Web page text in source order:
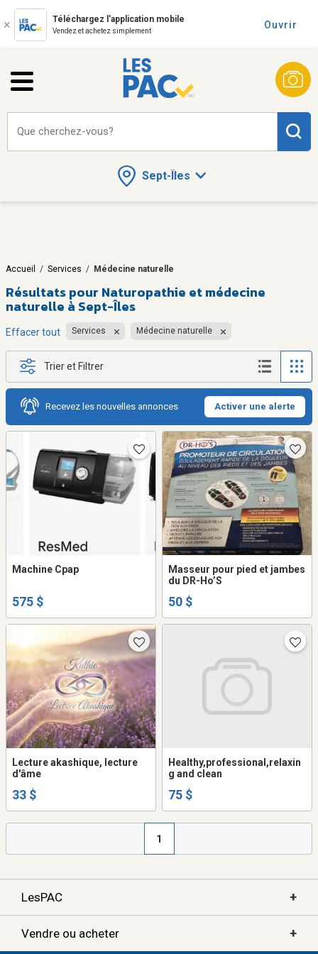
Téléchargez l'application mobile
Vendez et achetez simplement
Ouvrir
Sept-Îles
Que cherchez-vous?
Accueil / Services / Médecine naturelle
Résultats pour Naturopathie et médecine
naturelle à Sept-Îles
Effacer tout Services Médecine naturelle
Trier et Filtrer
Recevez les nouvelles annonces Activer une alerte
Machine Cpap
575 $
Masseur pour pied et jambes
du DR-Ho’S
50 $
Lecture akashique, lecture
d'âme
33 $
Healthy,professional,relaxin
g and clean
75 $
1
LesPAC +
Vendre ou acheter +